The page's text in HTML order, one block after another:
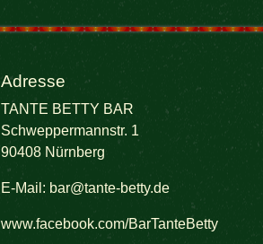
Adresse
TANTE BETTY BAR
Schweppermannstr. 1
90408 Nürnberg
E-Mail: bar@tante-betty.de
www.facebook.com/BarTanteBetty